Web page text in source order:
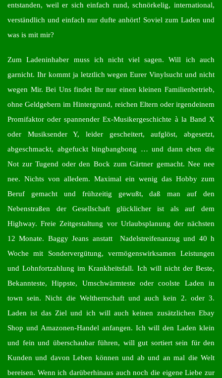
entstanden, weil er sich einfach rund, schnörkelig, international,
verständlich und einfach nur dufte anhört! Soviel zum Laden und
was is mit mir?
Zum Ladeninhaber muss ich nicht viel sagen. Will ich auch
garnicht. Ihr kommt ja letztlich wegen Eurer Vinylsucht und nicht
wegen Mir. Bei Uns findet Ihr nur einen kleinen Familienbetrieb,
ohne Geldgebern im Hintergrund, reichen Eltern oder irgendeinem
Promifaktor oder spannender Ex-Musikergeschichte à la Band X
oder Musiksender Y, leider gescheitert, aufglöst, abgesetzt,
abgeschmackt, abgefuckt bingbangbong … und dann eben die
Not zur Tugend oder den Bock zum Gärtner gemacht. Nee nee
nee. Nichts von alledem. Maximal ein wenig das Hobby zum
Beruf gemacht und frühzeitig gewußt, daß man auf den
Nebenstraßen der Gesellschaft glücklicher ist als auf dem
Highway. Freie Zeitgestaltung vor Urlaubsplanung der nächsten
12 Monate. Baggy Jeans anstatt Nadelstreifenanzug und 40 h
Woche mit Sondervergütung, vermögenswirksamen Leistungen
und Lohnfortzahlung im Krankheitsfall. Ich will nicht der Beste,
Bekannteste, Hippste, Umschwärmteste oder coolste Laden in
town sein. Nicht die Weltherrschaft und auch kein 2. oder 3.
Laden ist das Ziel und ich will auch keinen zusätzlichen Ebay
Shop und Amazonen-Handel anfangen. Ich will den Laden klein
und fein und überschaubar führen, will gut sortiert sein für den
Kunden und davon Leben können und ab und an mal die Welt
bereisen. Wenn ich darüberhinaus auch noch die eigene Liebe zur